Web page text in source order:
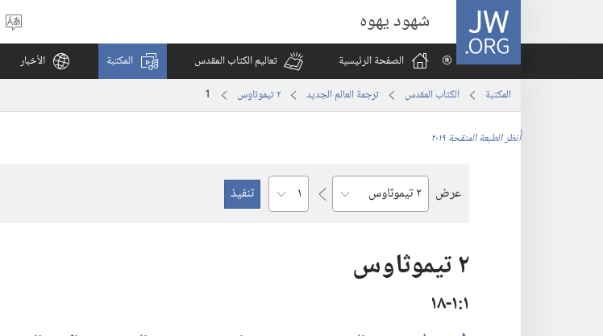
JW.ORG شهود يهوه
الصفحة الرئيسية
تعاليم الكتاب المقدس المكتبة الأخبار
المكتبة الكتاب المقدس ترجمة العالم الجديد ٢ تيموثاوس 1
أُنظر الطبعة المنقحة ٢٠١٩
عرض
السفر
الفصل
٢ تيموثاوس
١‏:‏١‏-١٨